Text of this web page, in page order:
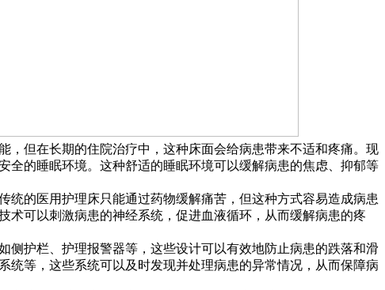
，但在长期的住院治疗中，这种床面会给病患带来不适和疼痛。现
全的睡眠环境。这种舒适的睡眠环境可以缓解病患的焦虑、抑郁等
的医用护理床只能通过药物缓解痛苦，但这种方式容易造成病患
术可以刺激病患的神经系统，促进血液循环，从而缓解病患的疼
侧护栏、护理报警器等，这些设计可以有效地防止病患的跌落和滑
等，这些系统可以及时发现并处理病患的异常情况，从而保障病